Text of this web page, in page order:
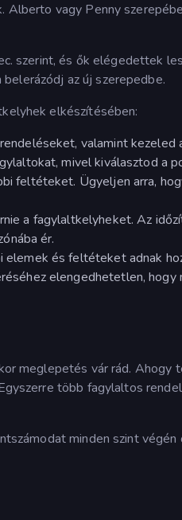
vagy Penny
szerint, és ők elégedettek
az új szerepedbe.
elkészítésében:
valamint kezeled
mivel kiválasztod a
feltéteket. Ügyeljen arra,
a fagylaltkelyheket. Az
ér.
és feltéteket adnak
elengedhetetlen,
meglepetés vár rád. Ahogy
több fagylaltos
minden szint végén